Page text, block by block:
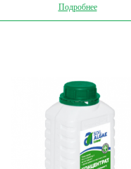
Подробнее